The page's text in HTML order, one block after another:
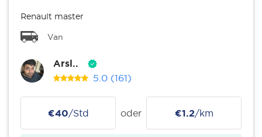
Renault master
Van
Arsl..
5.0 (161)
€40/Std oder €1.2/km